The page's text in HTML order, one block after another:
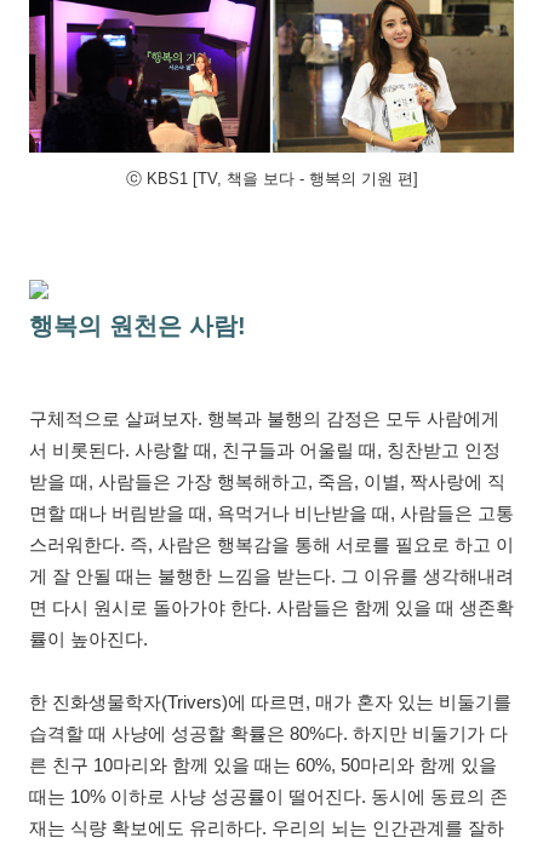
ⓒ KBS1 [TV, 책을 보다 - 행복의 기원 편]
행복의 원천은 사람!
구체적으로 살펴보자. 행복과 불행의 감정은 모두 사람에게
서 비롯된다. 사랑할 때, 친구들과 어울릴 때, 칭찬받고 인정
받을 때, 사람들은 가장 행복해하고, 죽음, 이별, 짝사랑에 직
면할 때나 버림받을 때, 욕먹거나 비난받을 때, 사람들은 고통
스러워한다. 즉, 사람은 행복감을 통해 서로를 필요로 하고 이
게 잘 안될 때는 불행한 느낌을 받는다. 그 이유를 생각해내려
면 다시 원시로 돌아가야 한다. 사람들은 함께 있을 때 생존확
률이 높아진다.
한 진화생물학자(Trivers)에 따르면, 매가 혼자 있는 비둘기를
습격할 때 사냥에 성공할 확률은 80%다. 하지만 비둘기가 다
른 친구 10마리와 함께 있을 때는 60%, 50마리와 함께 있을
때는 10% 이하로 사냥 성공률이 떨어진다. 동시에 동료의 존
재는 식량 확보에도 유리하다. 우리의 뇌는 인간관계를 잘하